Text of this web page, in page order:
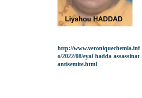
http://www.veroniquechemla.inf
o/2022/08/eyal-hadda-assassinat-
antisemite.html